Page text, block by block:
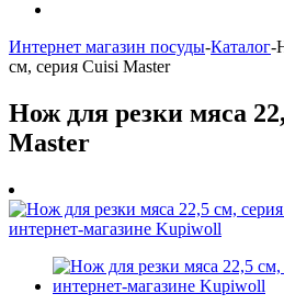
Интернет магазин посуды-Каталог-
см, серия Cuisi Master
Нож для резки мяса
Master